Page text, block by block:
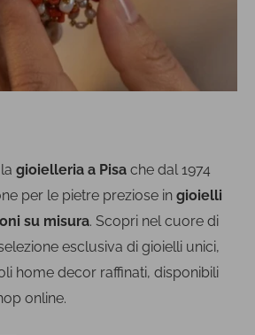
gioielleria a Pisa che dal 1974
per le pietre preziose in gioielli
su misura. Scopri nel cuore di
esclusiva di gioielli unici,
home decor raffinati, disponibili
online.